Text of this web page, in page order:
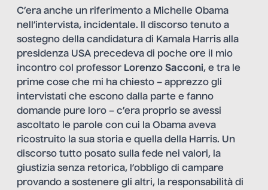
C’era anche un riferimento a Michelle Obama
nell’intervista, incidentale. Il discorso tenuto a
sostegno della candidatura di Kamala Harris alla
presidenza USA precedeva di poche ore il mio
incontro col professor Lorenzo Sacconi, e tra le
prime cose che mi ha chiesto – apprezzo gli
intervistati che escono dalla parte e fanno
domande pure loro – c’era proprio se avessi
ascoltato le parole con cui la Obama aveva
ricostruito la sua storia e quella della Harris. Un
discorso tutto posato sulla fede nei valori, la
giustizia senza retorica, l’obbligo di campare
provando a sostenere gli altri, la responsabilità di